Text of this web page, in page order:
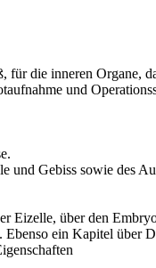
die inneren Organe,
und
und Gebiss sowie des
Eizelle, über den
ein Kapitel über